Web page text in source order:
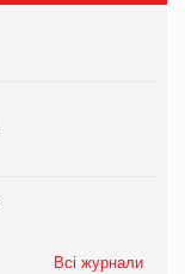
Всі журнали